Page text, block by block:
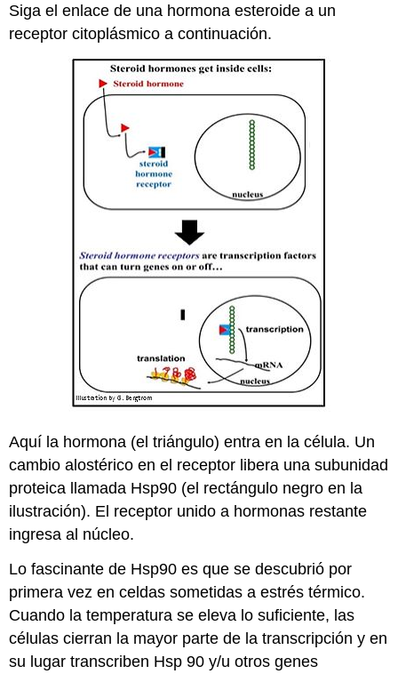
Siga el enlace de una hormona esteroide a un
receptor citoplásmico a continuación.
Aquí la hormona (el triángulo) entra en la célula. Un
cambio alostérico en el receptor libera una subunidad
proteica llamada Hsp90 (el rectángulo negro en la
ilustración). El receptor unido a hormonas restante
ingresa al núcleo.
Lo fascinante de Hsp90 es que se descubrió por
primera vez en celdas sometidas a estrés térmico.
Cuando la temperatura se eleva lo suficiente, las
células cierran la mayor parte de la transcripción y en
su lugar transcriben Hsp 90 y/u otros genes